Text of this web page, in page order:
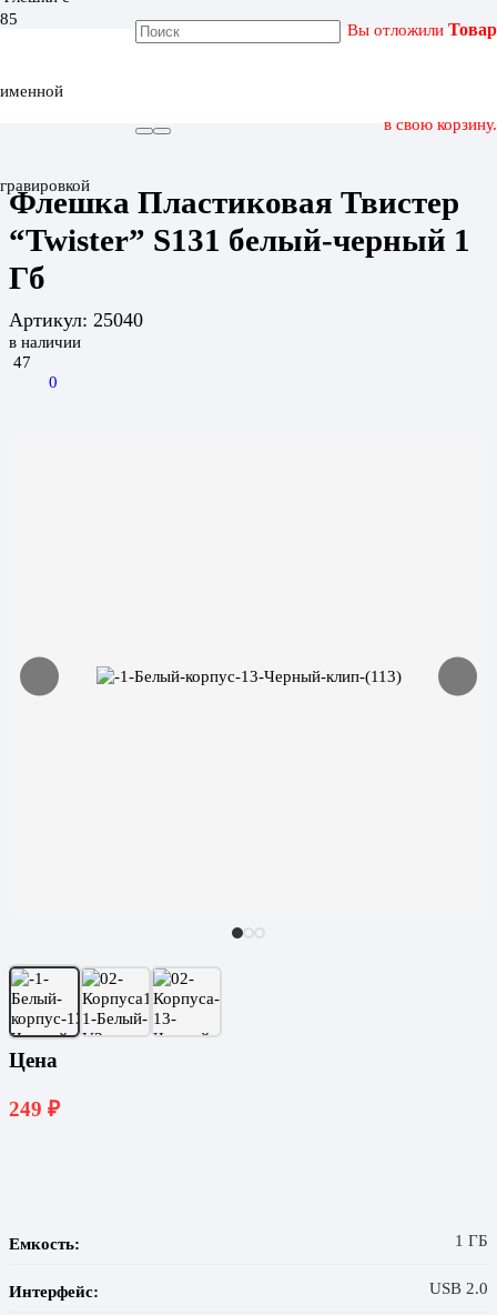
именной
гравировкой
Вы отложили Товар
в свою корзину.
ФЛЕШКА ПЛАСТИКОВАЯ ТВИСТЕР “TWISTER” S131 БЕЛЫЙ-
Флешка Пластиковая Твистер
“Twister” S131 белый-черный 1
Гб
Артикул: 25040
в наличии
47
0
Цена
249 ₽
Емкость: 1 ГБ
Интерфейс: USB 2.0